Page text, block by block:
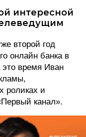
интересной
второй год
онлайн банка в
время Иван
роликах и
канал».